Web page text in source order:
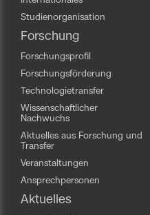
Studienorganisation
Forschung
Forschungsprofil
Forschungsförderung
Technologietransfer
Wissenschaftlicher
Nachwuchs
Aktuelles aus Forschung und
Transfer
Veranstaltungen
Ansprechpersonen
Aktuelles